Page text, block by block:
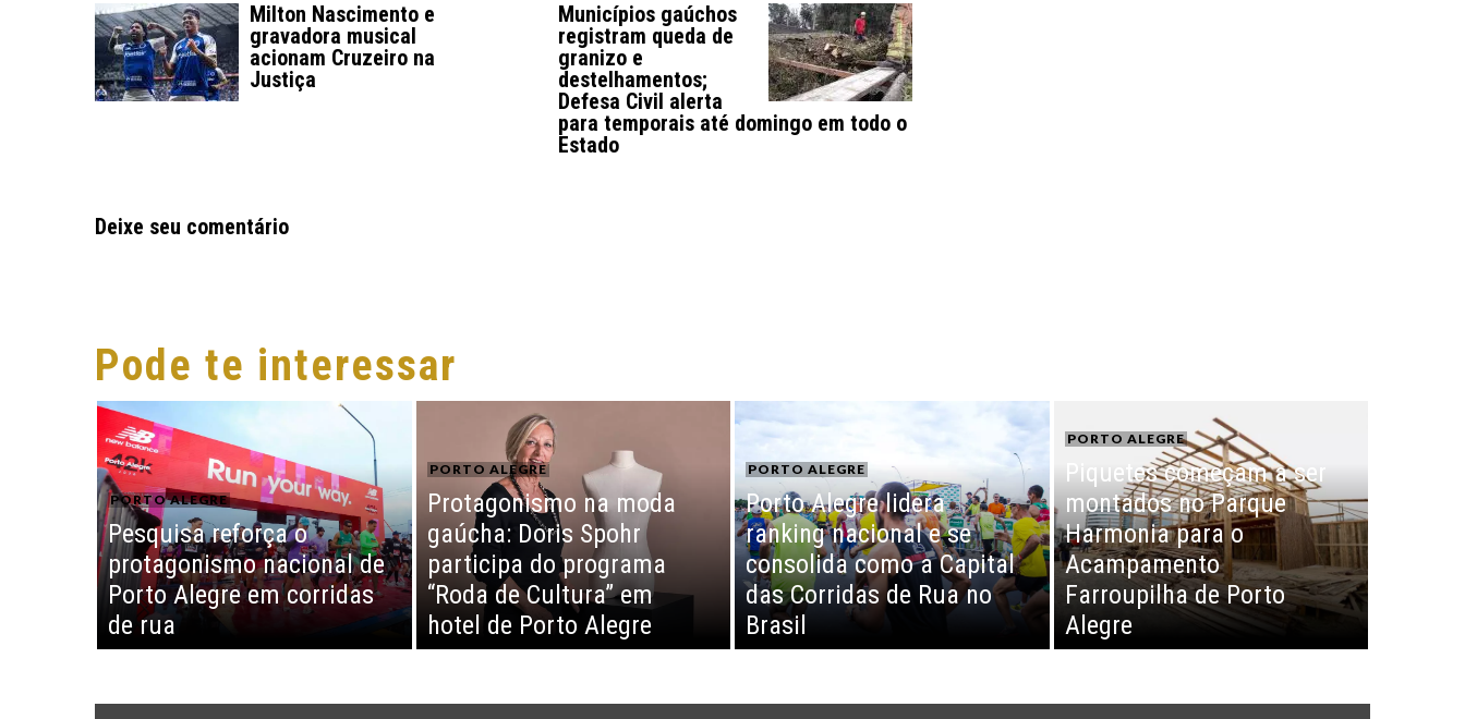
Milton Nascimento e
gravadora musical
acionam Cruzeiro na
Justiça
Municípios gaúchos
registram queda de
granizo e
destelhamentos;
Defesa Civil alerta
para temporais até domingo em todo o
Estado
Deixe seu comentário
Pode te interessar
PORTO ALEGRE
Pesquisa reforça o
protagonismo nacional de
Porto Alegre em corridas
de rua
PORTO ALEGRE
Protagonismo na moda
gaúcha: Doris Spohr
participa do programa
“Roda de Cultura” em
hotel de Porto Alegre
PORTO ALEGRE
Porto Alegre lidera
ranking nacional e se
consolida como a Capital
das Corridas de Rua no
Brasil
PORTO ALEGRE
Piquetes começam a ser
montados no Parque
Harmonia para o
Acampamento
Farroupilha de Porto
Alegre